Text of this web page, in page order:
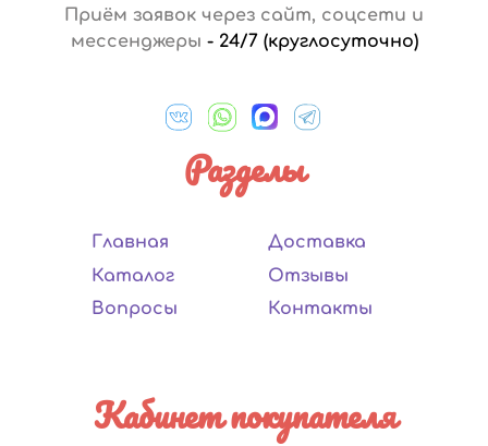
Приём заявок через сайт, соцсети и
мессенджеры - 24/7 (круглосуточно)
Разделы
Главная
Каталог
Вопросы
Доставка
Отзывы
Контакты
Кабинет покупателя